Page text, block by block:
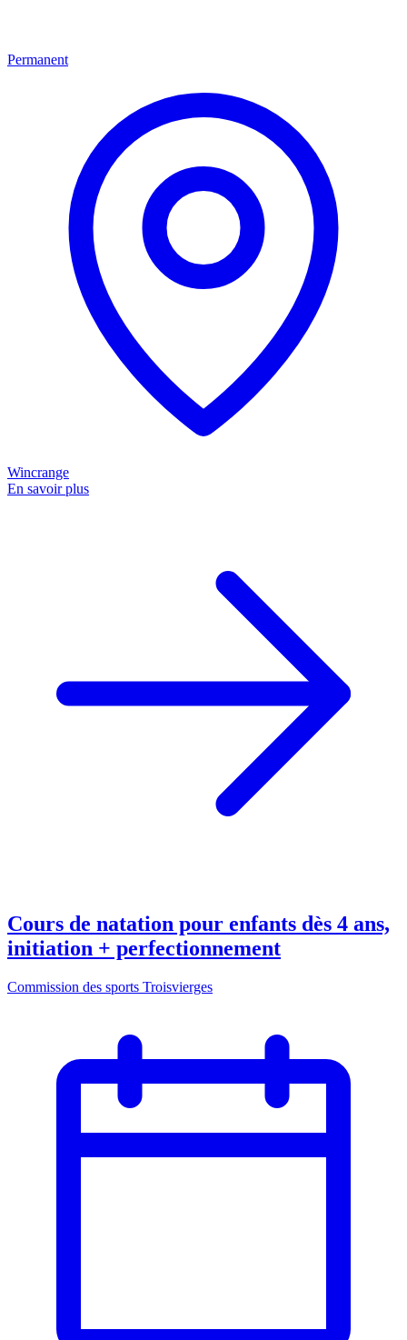
Permanent
Wincrange
En savoir plus
Cours de natation pour enfants dès 4 ans,
initiation + perfectionnement
Commission des sports Troisvierges